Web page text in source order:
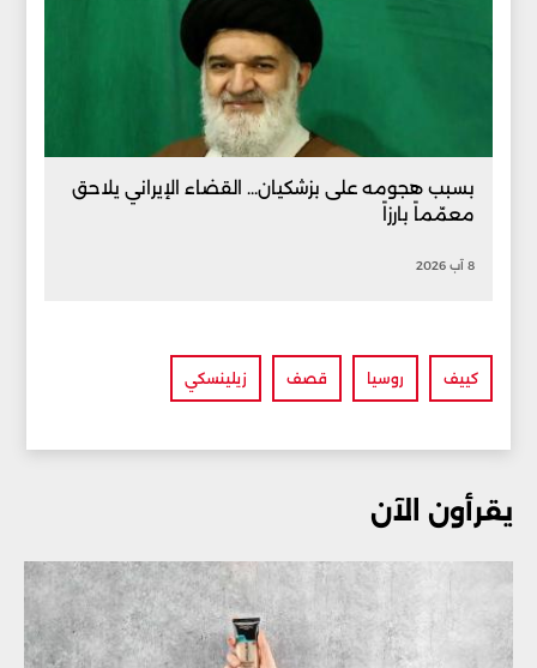
بسبب هجومه على بزشكيان... القضاء الإيراني يلاحق
معمّماً بارزاً
8 آب 2026
كييف روسيا قصف زيلينسكي
يقرأون الآن